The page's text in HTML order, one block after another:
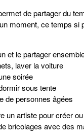
de partager du
moment, ce temps
et le partager
laver la voiture
soirée
sous tente
de personnes âgées
un artiste pour créer
bricolages avec des